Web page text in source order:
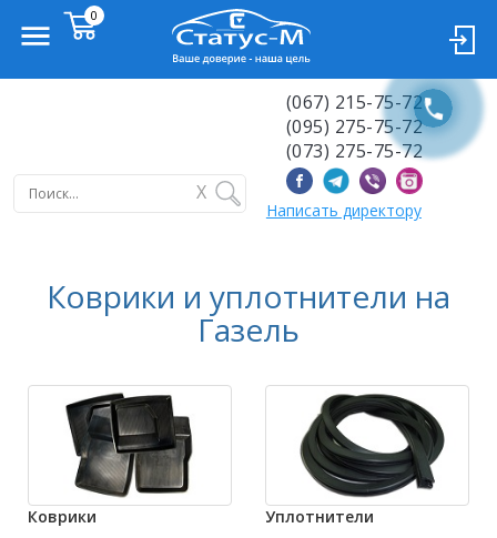
X
(067) 215-75-72
(095) 275-75-72
(073) 275-75-72
Написать директору
Коврики и уплотнители на
Газель
Коврики
Уплотнители